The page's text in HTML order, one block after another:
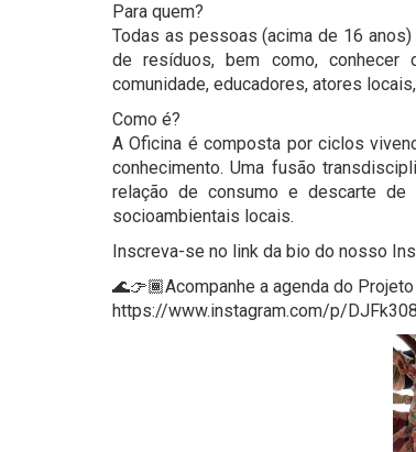
Para quem?
Todas as pessoas (acima de 16
de resíduos, bem como, conhecer
comunidade, educadores, atores
Como é?
A Oficina é composta por ciclos
conhecimento. Uma fusão
relação de consumo e descarte
socioambientais locais.
Inscreva-se no link da bio do nosso
🌊👉🏾Acompanhe a agenda do
https://www.instagram.com/p/